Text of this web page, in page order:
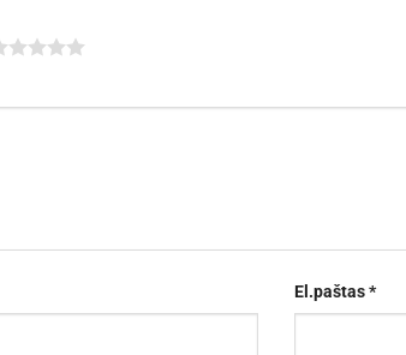
El.paštas*